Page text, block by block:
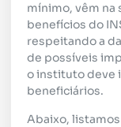
mínimo, vêm na
benefícios do
respeitando a
de possíveis
o instituto deve
beneficiários.
Abaixo,